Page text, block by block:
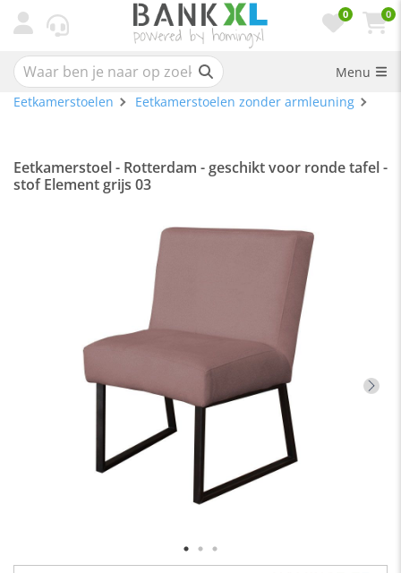
0 0
Menu
Eetkamerstoelen
Eetkamerstoelen zonder armleuning
Eetkamerstoel - Rotterdam - geschikt voor ronde tafel -
stof Element grijs 03